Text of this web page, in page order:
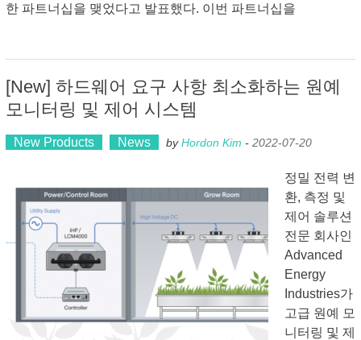
한 파트너십을 맺었다고 발표했다. 이번 파트너십을
[New] 하드웨어 요구 사항 최소화하는 원예
모니터링 및 제어 시스템
New Products News byHordon Kim - 2022-07-20
정밀 전력 변
환, 측정 및
제어 솔루션
전문 회사인
Advanced
Energy
Industries가
고급 원예 모
니터링 및 제